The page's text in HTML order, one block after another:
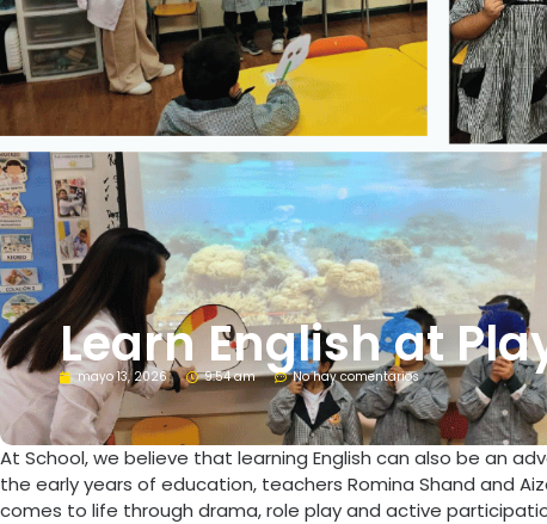
Learn English at
mayo 13, 2026 9:54 am No hay comentarios
At School, we believe that learning English can also be an
the early years of education, teachers Romina Shand and
comes to life through drama, role play and active